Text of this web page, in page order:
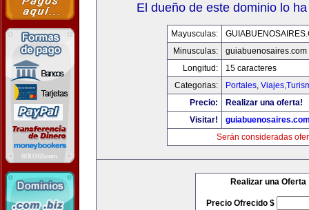
El dueño de este dominio lo
Mayusculas:
Minusculas:
guiabuenosaires.com
Longitud:
15 caracteres
Categorias:
Portales,
Precio:
Realizar una oferta!
Visitar!
Serán consideradas
Realizar una Oferta
Precio Ofrecido $